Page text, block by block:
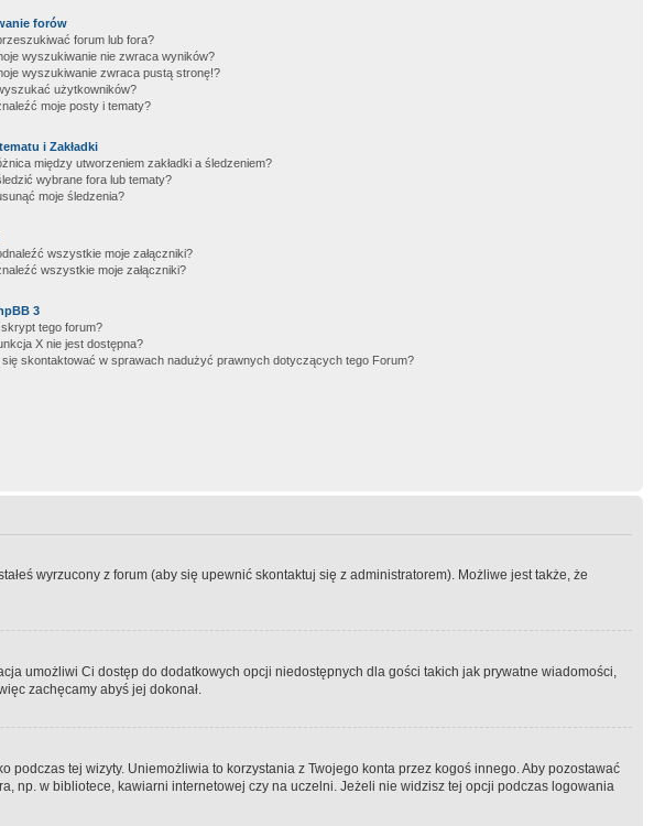
forów
forum lub fora?
wyszukiwanie nie zwraca wyników?
wyszukiwanie zwraca pustą stronę!?
użytkowników?
moje posty i tematy?
i Zakładki
między utworzeniem zakładki a śledzeniem?
wybrane fora lub tematy?
moje śledzenia?
wszystkie moje załączniki?
wszystkie moje załączniki?
3
skrypt tego forum?
X nie jest dostępna?
się skontaktować w sprawach nadużyć prawnych dotyczących tego Forum?
wyrzucony z forum (aby się upewnić skontaktuj się z administratorem). Możliwe jest także, że
umożliwi Ci dostęp do dodatkowych opcji niedostępnych dla gości takich jak prywatne wiadomości,
zachęcamy abyś jej dokonał.
podczas tej wizyty. Uniemożliwia to korzystania z Twojego konta przez kogoś innego. Aby pozostawać
np. w bibliotece, kawiarni internetowej czy na uczelni. Jeżeli nie widzisz tej opcji podczas logowania